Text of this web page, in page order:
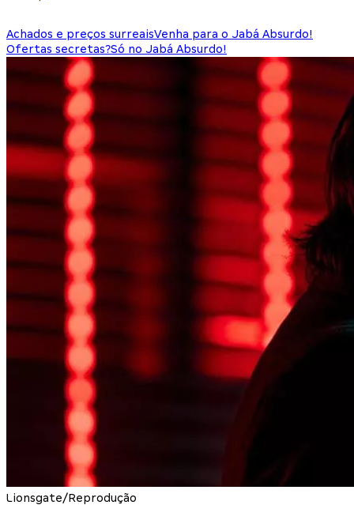
Achados e preços surreaisVenha para o Jabá Absurdo!
Ofertas secretas?Só no Jabá Absurdo!
Lionsgate/Reprodução